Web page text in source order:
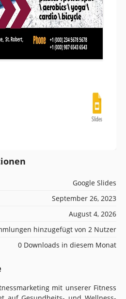
Google Slides
September 26, 2023
August 4, 2026
hinzugefügt von 2 Nutzer
0 Downloads in diesem Monat
mit unserer Fitness